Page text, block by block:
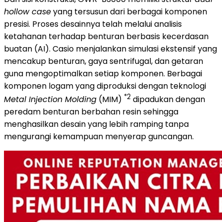
hollow caseyang tersusun dari berbagai komponen
presisi. Proses desainnya telah melalui analisis
ketahanan terhadap benturan berbasis kecerdasan
buatan (AI). Casio menjalankan simulasi ekstensif yang
mencakup benturan, gaya sentrifugal, dan getaran
guna mengoptimalkan setiap komponen. Berbagai
komponen logam yang diproduksi dengan teknologi
Metal Injection Molding (MIM) *2 dipadukan dengan
peredam benturan berbahan resin sehingga
menghasilkan desain yang lebih ramping tanpa
mengurangi kemampuan menyerap guncangan.